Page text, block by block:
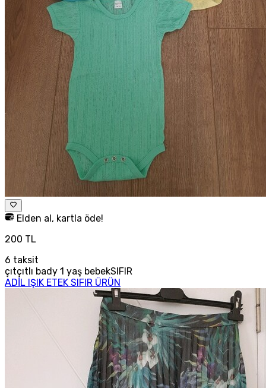
Elden al, kartla öde!
200 TL
6 taksit
çıtçıtlı bady 1 yaş bebekSIFIR
ADİL IŞIK ETEK SIFIR ÜRÜN